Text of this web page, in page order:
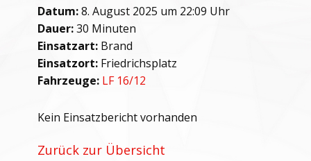
Datum:8. August 2025 um 22:09 Uhr
Dauer:30 Minuten
Einsatzart: Brand
Einsatzort: Friedrichsplatz
Fahrzeuge: LF 16/12
Kein Einsatzbericht vorhanden
Zurück zur Übersicht